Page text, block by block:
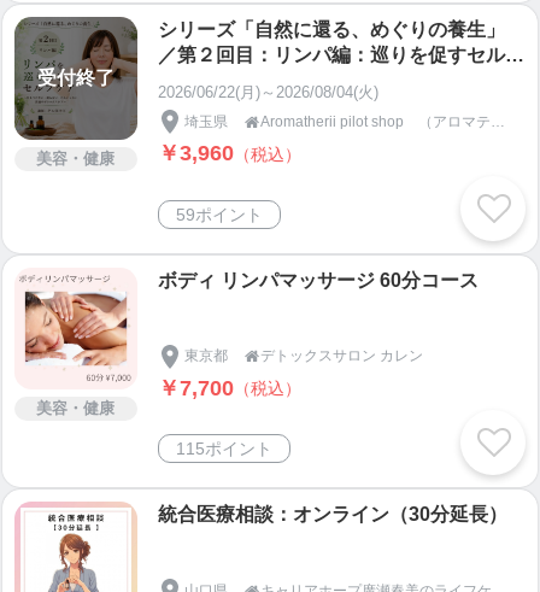
受付終了
美容・健康
シリーズ「自然に還る、めぐりの養生」
／第２回目：リンパ編：巡りを促すセルフ
2026/06/22(月)～2026/08/04(火)
埼玉県 
￥3,960 （税込）
59ポイント
美容・健康
ボディ リンパマッサージ 60分コース
東京都 デトックスサロン カレン
￥7,700 （税込）
115ポイント
統合医療相談：オンライン（30分延長）